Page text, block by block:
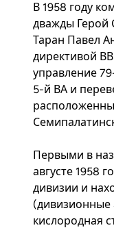
В 1958 году
дважды Герой
Таран Павел
директивой
управление
5-й ВА и
Первыми в
августе 1958
дивизии и
(дивизионные
кислородная